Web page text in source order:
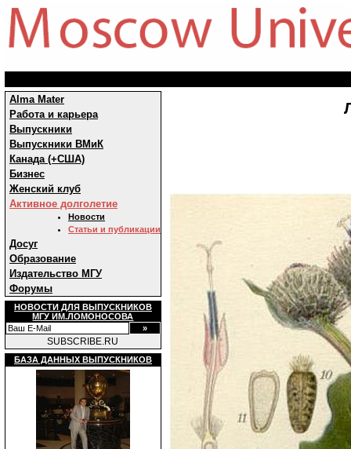
Alma Mater
Работа и карьера
Выпускники
Выпускники ВМиК
Канада (+США)
Бизнес
Женский клуб
Активное долголетие
Новости
Статьи и публикации
Досуг
Образование
Издательство МГУ
Форумы
НОВОСТИ ДЛЯ ВЫПУСКНИКОВ
МГУ ИМ.ЛОМОНОСОВА
SUBSCRIBE.RU
БАЗА ДАННЫХ ВЫПУСКНИКОВ